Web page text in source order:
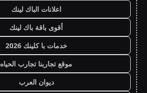
اعلانات الباك لينك
أقوى باقة باك لينك
خدمات با كلينك 2026
موقع تجاربنا تجارب الحياه
ديوان العرب